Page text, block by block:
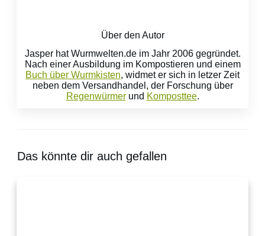
Über den Autor
Jasper hat Wurmwelten.de im Jahr 2006 gegründet.
Nach einer Ausbildung im Kompostieren und einem
Buch über Wurmkisten, widmet er sich in letzer Zeit
neben dem Versandhandel, der Forschung über
Regenwürmerund Komposttee.
Das könnte dir auch gefallen